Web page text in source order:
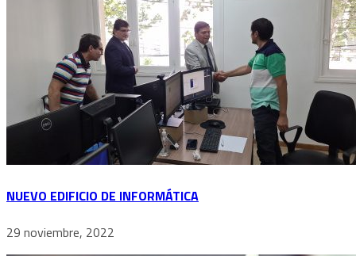
NUEVO EDIFICIO DE INFORMÁTICA
29 noviembre, 2022